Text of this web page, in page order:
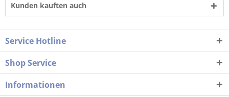
Kunden kauften auch
Service Hotline
Shop Service
Informationen